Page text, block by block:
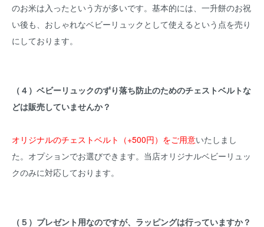
のお米は入ったという方が多いです。基本的には、一升餅のお祝
い後も、おしゃれなベビーリュックとして使えるという点を売り
にしております。
（４）ベビーリュックのずり落ち防止のためのチェストベルトな
どは販売していませんか？
オリジナルのチェストベルト（+500円）をご用意いたしまし
た。オプションでお選びできます。当店オリジナルベビーリュッ
クのみに対応しております。
（５）プレゼント用なのですが、ラッピングは行っていますか？